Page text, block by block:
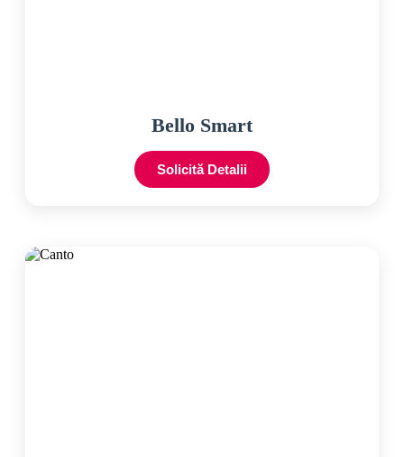
Bello Smart
Solicită Detalii